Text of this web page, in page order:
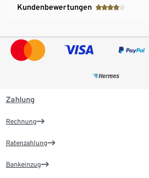
Kundenbewertungen
Zahlung
Rechnung
Ratenzahlung
Bankeinzug